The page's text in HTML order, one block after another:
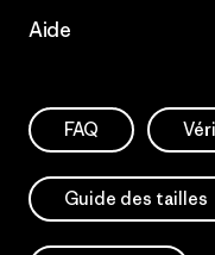
Aide
FAQ
Guide des tailles